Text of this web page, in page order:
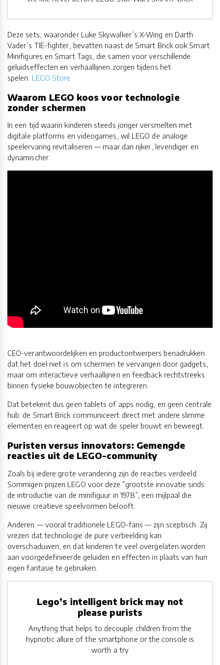
Deze sets, waaronder Luke Skywalker’s X-Wing en Darth
Vader’s TIE-fighter, bevatten naast de Smart Brick ook Smart
Minifigures en Smart Tags, die samen voor verschillende
geluidseffecten en verhaallijnen zorgen tijdens het
spelen. LEGO Store
Waarom LEGO koos voor technologie
zonder schermen
In een tijd waarin kinderen steeds jonger versmelten met
digitale platforms en videogames, wil LEGO de analoge
speelervaring revitaliseren — maar dan rijker, levendiger en
dynamischer.
CEO-verantwoordelijken en productontwerpers benadrukken
dat het doel niet is om schermen te vervangen door gadgets,
maar om interactieve verhaallijnen en feedback rechtstreeks
binnen fysieke bouwobjecten te integreren.
Dat betekent dus geen tablets of apps nodig, en geen centrale
hub: de Smart Brick communiceert direct met andere slimme
elementen en reageert op wat de speler bouwt en beweegt.
Puristen versus innovators: Gemengde
reacties uit de LEGO-community
Zoals bij iedere grote verandering zijn de reacties verdeeld.
Sommigen prijzen LEGO voor deze “grootste innovatie sinds
de introductie van de minifiguur in 1978”, een mijlpaal die
nieuwe creatieve speelvormen belooft.
Anderen — vooral traditionele LEGO-fans — zijn sceptisch. Zij
vrezen dat technologie de pure verbeelding kan
overschaduwen, en dat kinderen te veel overgelaten worden
aan voorgedefinieerde geluiden en effecten in plaats van hun
eigen fantasie te gebruiken.
Lego’s intelligent brick may not
please purists
Anything that helps to decouple children from the
hypnotic allure of the smartphone or the console is
worth a try